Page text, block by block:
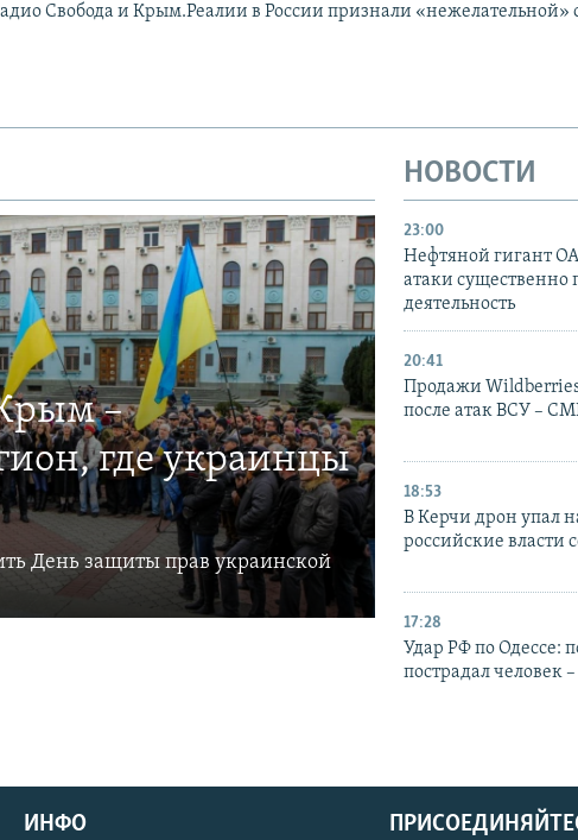
Свобода и Крым.Реалии в России признали «нежелательной»
–
где украинцы
День защиты прав украинской
НОВОСТИ
23:00
Нефтяной гигант
атаки существенно
деятельность
20:41
Продажи
после атак ВСУ –
18:53
В Керчи дрон упал
российские власти
17:28
Удар РФ по Одессе:
пострадал человек –
ИНФО